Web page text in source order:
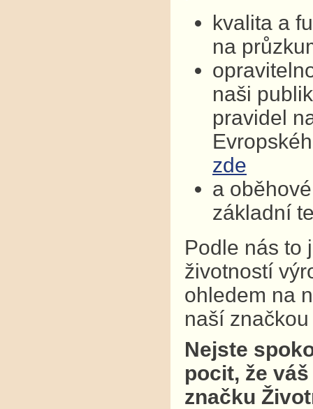
kvalita a
na
naši
pravidel
zde
a
základní
Podle nás to
životností
ohledem na
naší
Nejste
pocit, že
značku